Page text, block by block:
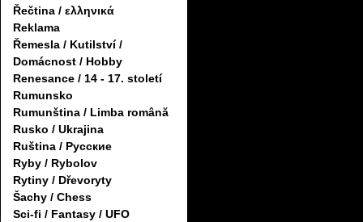
Řečtina / ελληνικά
Reklama
Řemesla / Kutilství /
Domácnost / Hobby
Renesance / 14 - 17. století
Rumunsko
Rumunština / Limba română
Rusko / Ukrajina
Ruština / Русские
Ryby / Rybolov
Rytiny / Dřevoryty
Šachy / Chess
Sci-fi / Fantasy / UFO